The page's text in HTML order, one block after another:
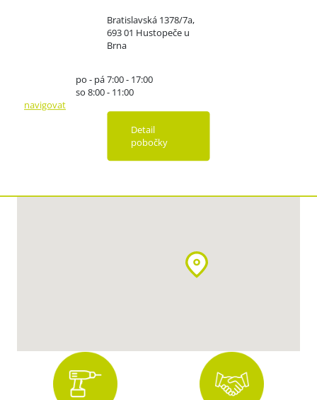
Bratislavská 1378/7a,
693 01 Hustopeče u
Brna
po - pá 7:00 - 17:00
so 8:00 - 11:00
navigovat
Detail
pobočky